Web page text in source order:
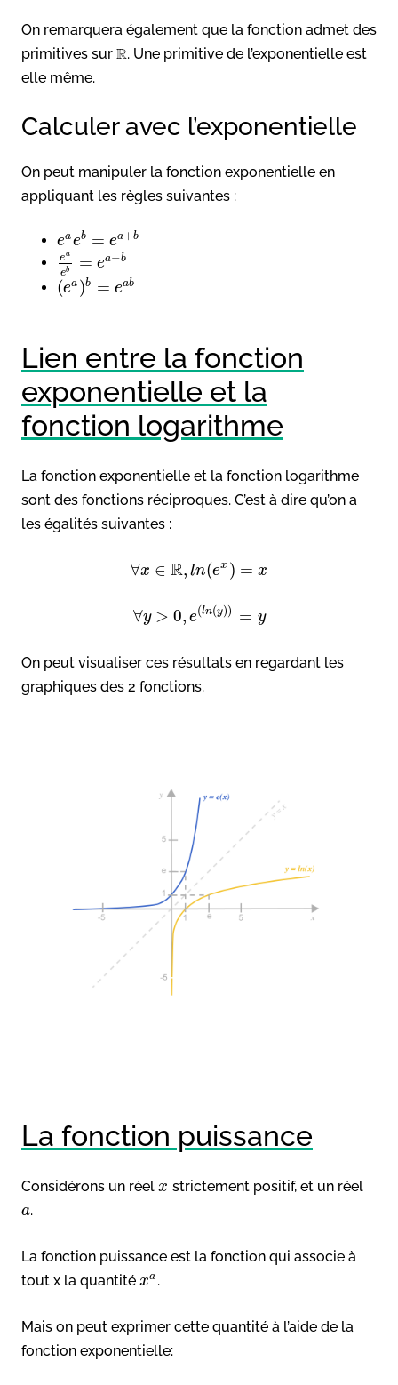
On remarquera également que la fonction admet des
primitives sur
. Une primitive de l’exponentielle est
elle même.
Calculer avec l’exponentielle
On peut manipuler la fonction exponentielle en
appliquant les règles suivantes :
eaeb = ea+b
ea
eb = ea−b
(ea )b = eab
Lien entre la fonction
exponentielle et la
fonction logarithme
La fonction exponentielle et la fonction logarithme
sont des fonctions réciproques. C’est à dire qu’on a
les égalités suivantes :
∀x ∈ R, ln(ex ) = x
∀y > 0, e(ln(y)) = y
On peut visualiser ces résultats en regardant les
graphiques des 2 fonctions.
La fonction puissance
Considérons un réel x strictement positif, et un réel
a.
La fonction puissance est la fonction qui associe à
tout x la quantité xa .
Mais on peut exprimer cette quantité à l’aide de la
fonction exponentielle: